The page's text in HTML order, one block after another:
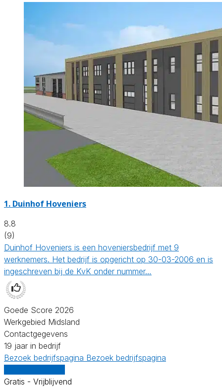
1. Duinhof Hoveniers
8.8
(9)
Duinhof Hoveniers is een hoveniersbedrijf met 9
werknemers. Het bedrijf is opgericht op 30-03-2006 en is
ingeschreven bij de KvK onder nummer…
Goede Score 2026
Werkgebied Midsland
Contactgegevens
19 jaar in bedrijf
Bezoek bedrijfspagina Bezoek bedrijfspagina
Gratis - Vrijblijvend